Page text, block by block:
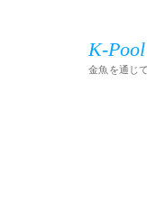
K-
金魚を通じ